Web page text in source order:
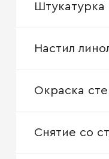
Штукатурка
Настил
Окраска
Снятие со